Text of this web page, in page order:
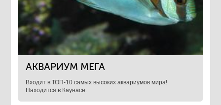
АКВАРИУМ МЕГА
Входит в ТОП-10 самых высоких аквариумов мира!
Находится в Каунасе.